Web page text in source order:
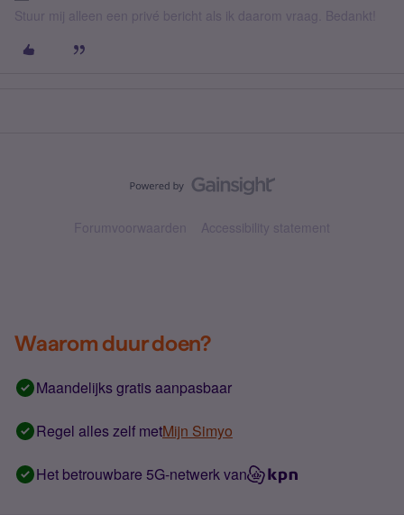
Stuur mij alleen een privé bericht als ik daarom vraag. Bedankt!
Forumvoorwaarden Accessibility statement
Waarom duur doen?
Maandelijks gratis aanpasbaar
Regel alles zelf metMijn Simyo
Het betrouwbare 5G-netwerk van